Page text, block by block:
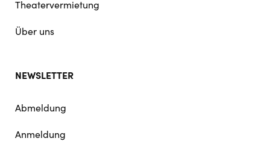
Theatervermietung
Über uns
NEWSLETTER
Abmeldung
Anmeldung